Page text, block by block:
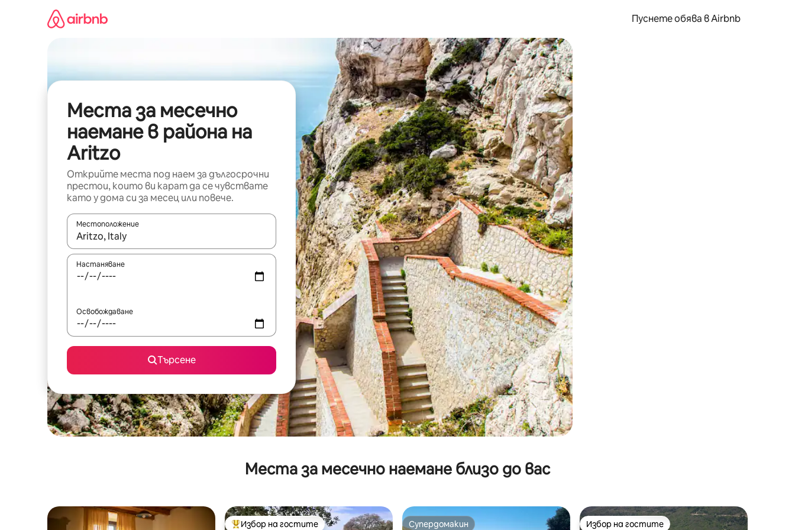
съдържанието
Пуснете обява в Airbnb
Места за месечно
наемане в района на
Aritzo
Открийте места под наем за дългосрочни
престои, които ви карат да се чувствате
като у дома си за месец или повече.
Местоположение
Когато резултатите се покажат, използвайте клавишите със стрелки нагоре и надолу или навигирайте с докосване или плъзгане.
Настаняване
Освобождаване
Търсене
Места за месечно наемане близо до вас
Избор на гостите Супердомакин Избор на гостите